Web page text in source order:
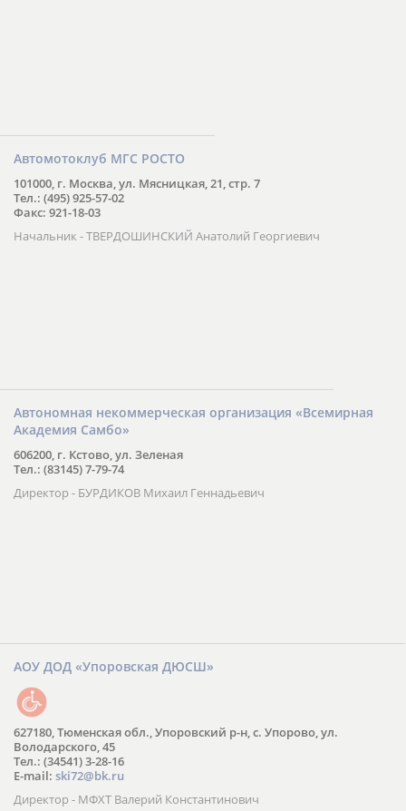
Автомотоклуб МГС РОСТО
101000, г. Москва, ул. Мясницкая, 21, стр. 7
Тел.: (495) 925-57-02
Факс: 921-18-03
Начальник - ТВЕРДОШИНСКИЙ Анатолий Георгиевич
Автономная некоммерческая организация «Всемирная
Академия Самбо»
606200, г. Кстово, ул. Зеленая
Тел.: (83145) 7-79-74
Директор - БУРДИКОВ Михаил Геннадьевич
АОУ ДОД «Упоровская ДЮСШ»
627180, Тюменская обл., Упоровский р-н, с. Упорово, ул.
Володарского, 45
Тел.: (34541) 3-28-16
E-mail: ski72@bk.ru
Директор - МФХТ Валерий Константинович